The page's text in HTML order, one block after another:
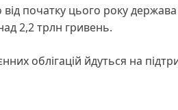
початку цього року
2,2 трлн гривень.
облігацій йдуться на